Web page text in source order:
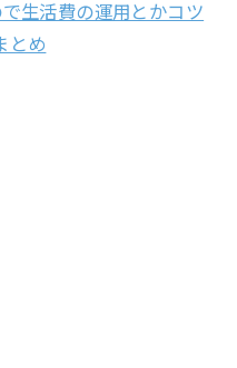
生活費の運用とかコツ
とめ